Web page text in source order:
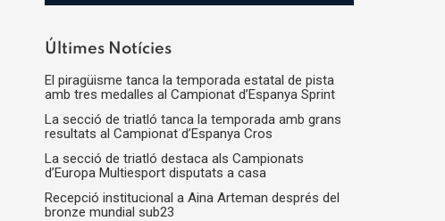
Últimes Notícies
El piragüisme tanca la temporada estatal de pista
amb tres medalles al Campionat d’Espanya Sprint
La secció de triatló tanca la temporada amb grans
resultats al Campionat d’Espanya Cros
La secció de triatló destaca als Campionats
d’Europa Multiesport disputats a casa
Recepció institucional a Aina Arteman després del
bronze mundial sub23